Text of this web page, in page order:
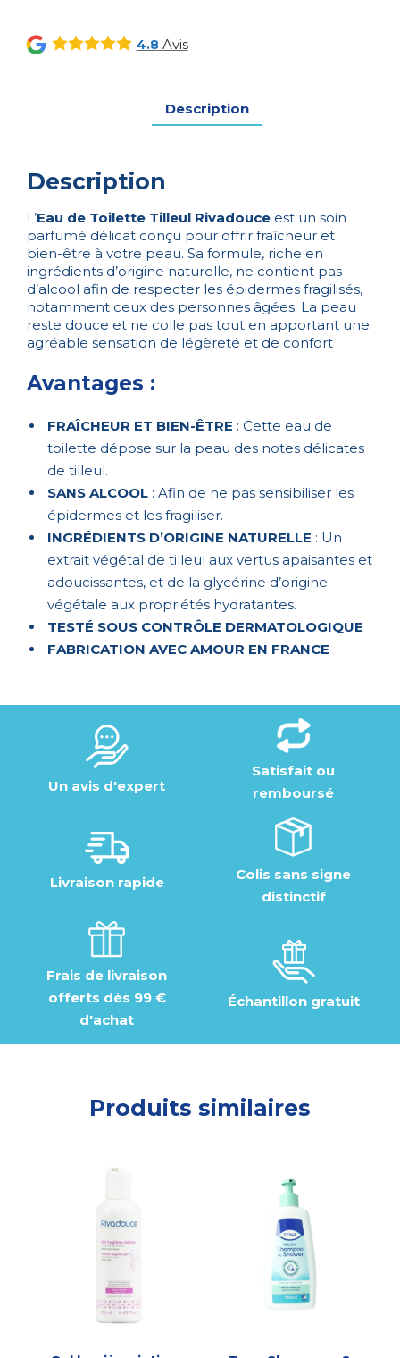
TILLEUL
500ML
4.8Avis
Description
Description
L’Eau de Toilette Tilleul Rivadouce est un soin
parfumé délicat conçu pour offrir fraîcheur et
bien-être à votre peau. Sa formule, riche en
ingrédients d’origine naturelle, ne contient pas
d’alcool afin de respecter les épidermes fragilisés,
notamment ceux des personnes âgées. La peau
reste douce et ne colle pas tout en apportant une
agréable sensation de légèreté et de confort
Avantages :
FRAÎCHEUR ET BIEN-ÊTRE : Cette eau de
toilette dépose sur la peau des notes délicates
de tilleul.
SANS ALCOOL : Afin de ne pas sensibiliser les
épidermes et les fragiliser.
INGRÉDIENTS D’ORIGINE NATURELLE : Un
extrait végétal de tilleul aux vertus apaisantes et
adoucissantes, et de la glycérine d’origine
végétale aux propriétés hydratantes.
TESTÉ SOUS CONTRÔLE DERMATOLOGIQUE
FABRICATION AVEC AMOUR EN FRANCE
Un avis d'expert
Satisfait ou
remboursé
Livraison rapide
Colis sans signe
distinctif
Frais de livraison
offerts dès 99 €
d'achat
Échantillon gratuit
Produits similaires